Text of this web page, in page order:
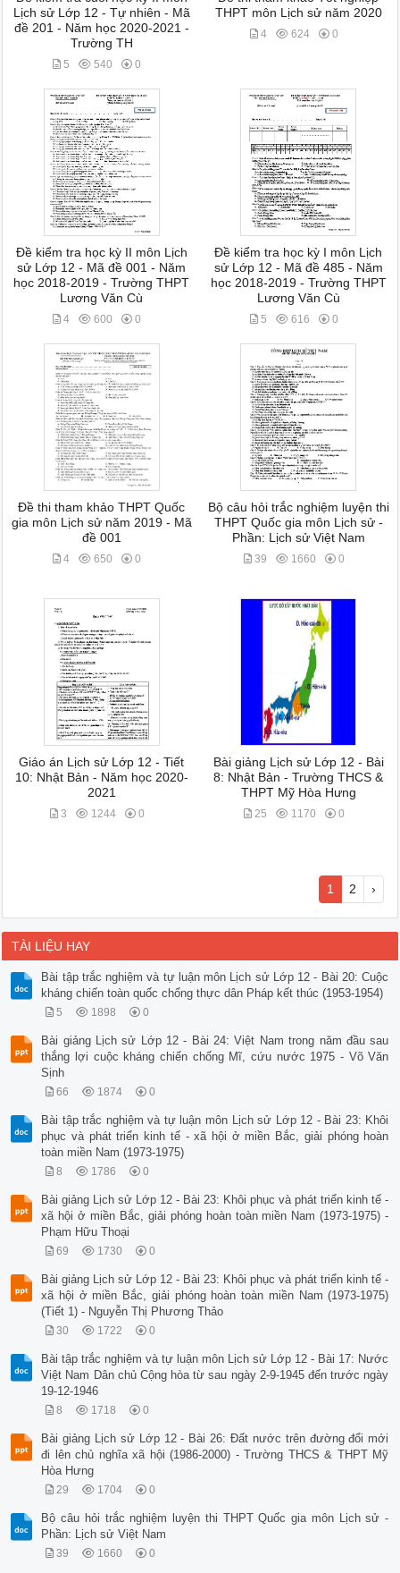
Lịch sử Lớp 12 - Tự nhiên - Mã
đề 201 - Năm học 2020-2021 -
Trường TH
5 540 0
THPT môn Lịch sử năm 2020
4 624 0
Đề kiểm tra học kỳ II môn Lịch
sử Lớp 12 - Mã đề 001 - Năm
học 2018-2019 - Trường THPT
Lương Văn Cù
4 600 0
Đề kiểm tra học kỳ I môn Lịch
sử Lớp 12 - Mã đề 485 - Năm
học 2018-2019 - Trường THPT
Lương Văn Cù
5 616 0
Đề thi tham khảo THPT Quốc
gia môn Lịch sử năm 2019 - Mã
đề 001
4 650 0
Bộ câu hỏi trắc nghiệm luyện thi
THPT Quốc gia môn Lịch sử -
Phần: Lịch sử Việt Nam
39 1660 0
Giáo án Lịch sử Lớp 12 - Tiết
10: Nhật Bản - Năm học 2020-
2021
3 1244 0
Bài giảng Lịch sử Lớp 12 - Bài
8: Nhật Bản - Trường THCS &
THPT Mỹ Hòa Hưng
25 1170 0
1 2 ›
TÀI LIỆU HAY
Bài tập trắc nghiệm và tự luận môn Lịch sử Lớp 12 - Bài 20: Cuộc
kháng chiến toàn quốc chống thực dân Pháp kết thúc (1953-1954)
5 1898 0
Bài giảng Lịch sử Lớp 12 - Bài 24: Việt Nam trong năm đầu sau
thắng lợi cuộc kháng chiến chống Mĩ, cứu nước 1975 - Võ Văn
Sịnh
66 1874 0
Bài tập trắc nghiệm và tự luận môn Lịch sử Lớp 12 - Bài 23: Khôi
phục và phát triển kinh tế - xã hội ở miền Bắc, giải phóng hoàn
toàn miền Nam (1973-1975)
8 1786 0
Bài giảng Lịch sử Lớp 12 - Bài 23: Khôi phục và phát triển kinh tế -
xã hội ở miền Bắc, giải phóng hoàn toàn miền Nam (1973-1975) -
Phạm Hữu Thoại
69 1730 0
Bài giảng Lịch sử Lớp 12 - Bài 23: Khôi phục và phát triển kinh tế -
xã hội ở miền Bắc, giải phóng hoàn toàn miền Nam (1973-1975)
(Tiết 1) - Nguyễn Thị Phương Thảo
30 1722 0
Bài tập trắc nghiệm và tự luận môn Lịch sử Lớp 12 - Bài 17: Nước
Việt Nam Dân chủ Cộng hòa từ sau ngày 2-9-1945 đến trước ngày
19-12-1946
8 1718 0
Bài giảng Lịch sử Lớp 12 - Bài 26: Đất nước trên đường đổi mới
đi lên chủ nghĩa xã hội (1986-2000) - Trường THCS & THPT Mỹ
Hòa Hưng
29 1704 0
Bộ câu hỏi trắc nghiệm luyện thi THPT Quốc gia môn Lịch sử -
Phần: Lịch sử Việt Nam
39 1660 0